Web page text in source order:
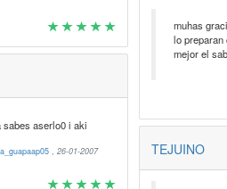
aserlo0 i aki
,26-01-2007
muhas
lo preparan
mejor el
TEJUINO